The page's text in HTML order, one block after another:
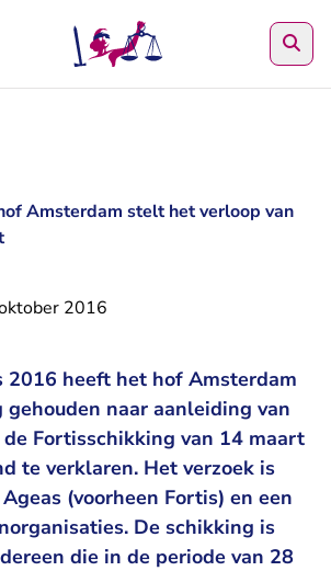
Amsterdam stelt het verloop van
2016
2016 heeft het hof Amsterdam
naar aanleiding van
de Fortisschikking van 14 maart
te verklaren. Het verzoek is
(voorheen Fortis) en een
De schikking is
die in de periode van 28